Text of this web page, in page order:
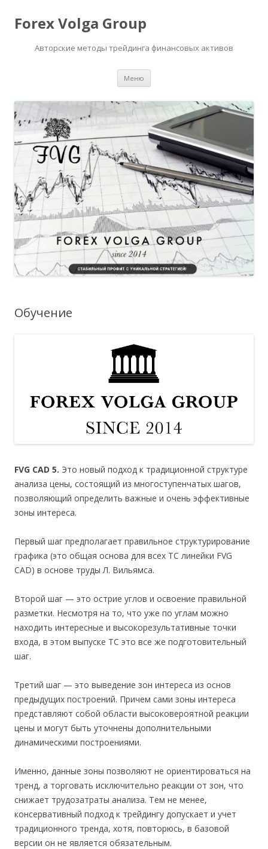
Forex Volga Group
Авторские методы трейдинга финансовых активов
Меню
Обучение
FVG CAD 5. Это новый подход к традиционной структуре
анализа цены, состоящий из многоступенчатых шагов,
позволяющий определить важные и очень эффективные
зоны интереса.
Первый шаг предполагает правильное структурирование
графика (это общая основа для всех ТС линейки FVG
CAD) в основе труды Л. Вильямса.
Второй шаг — это острие углов и освоение правильной
разметки. Несмотря на то, что уже по углам можно
находить интересные и высокорезультативные точки
входа, в этом выпуске ТС это все же подготовительный
шаг.
Третий шаг — это выведение зон интереса из основ
предыдущих построений. Причем сами зоны интереса
представляют собой области высоковероятной реакции
цены и могут быть уточнены дополнительными
динамическими построениями.
Именно, данные зоны позволяют не ориентироваться на
тренд, а торговать исключительно реакции от зон, что
снижает трудозатраты анализа. Тем не менее,
консервативный подход к трейдингу допускает и учет
традиционного тренда, хотя, повторюсь, в базовой
версии он не является обязательным.